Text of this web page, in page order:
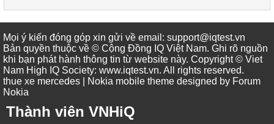
Mọi ý kiến đóng góp xin gửi về email: support@iqtest.vn
Bản quyền thuộc về © Cộng Đồng IQ Việt Nam. Ghi rõ nguồn
khi bạn phát hành thông tin từ website này. Copyright © Viet
Nam High IQ Society: www.iqtest.vn. All rights reserved.
thue xe mercedes | Nokia mobile theme designed by Forum
Nokia
Thành viên VNHiQ